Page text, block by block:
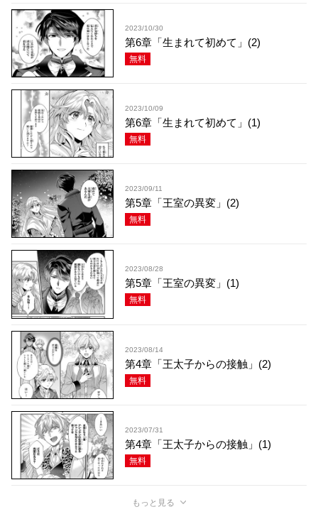
2023/10/30
第6章「生まれて初めて」(2)
無料
2023/10/09
第6章「生まれて初めて」(1)
無料
2023/09/11
第5章「王室の異変」(2)
無料
2023/08/28
第5章「王室の異変」(1)
無料
2023/08/14
第4章「王太子からの接触」(2)
無料
2023/07/31
第4章「王太子からの接触」(1)
無料
もっと見る